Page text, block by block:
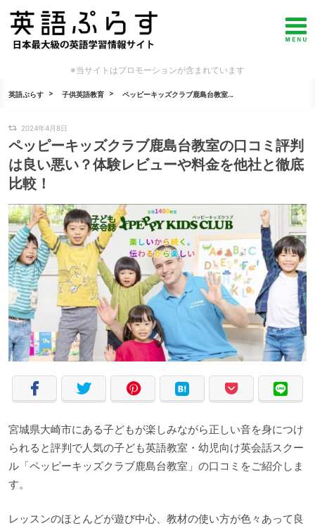
※当サイトはプロモーションが含まれています
英語ぷらす 子供英語教育 ペッピーキッズクラブ鹿島台教室...
2024年4月8日
ペッピーキッズクラブ鹿島台教室の口コミ評判
は良い悪い？体験レビューや料金を他社と徹底
比較！
宮城県大崎市にある子どもが楽しみながら正しい音を身につけ
られると評判で人気の子ども英語教室・幼児向け英会話スクー
ル「ペッピーキッズクラブ鹿島台教室」の口コミをご紹介しま
す。
レッスンのほとんどが遊び中心、教材の使い方が色々あって良